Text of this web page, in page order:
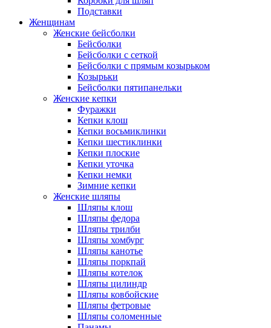
Подставки
Женщинам
Женские бейсболки
Бейсболки
Бейсболки с сеткой
Бейсболки с прямым козырьком
Козырьки
Бейсболки пятипанельки
Женские кепки
Фуражки
Кепки клош
Кепки восьмиклинки
Кепки шестиклинки
Кепки плоские
Кепки уточка
Кепки немки
Зимние кепки
Женские шляпы
Шляпы клош
Шляпы федора
Шляпы трилби
Шляпы хомбург
Шляпы канотье
Шляпы поркпай
Шляпы котелок
Шляпы цилиндр
Шляпы ковбойские
Шляпы фетровые
Шляпы соломенные